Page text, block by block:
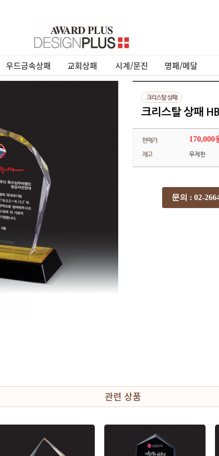
우드금속상패 교회상패 시계/문진 명패/메달
크리스탈 상패
크리스탈 상패
판매가 170,000
재고 무제한
문의 : 02-
관련 상품